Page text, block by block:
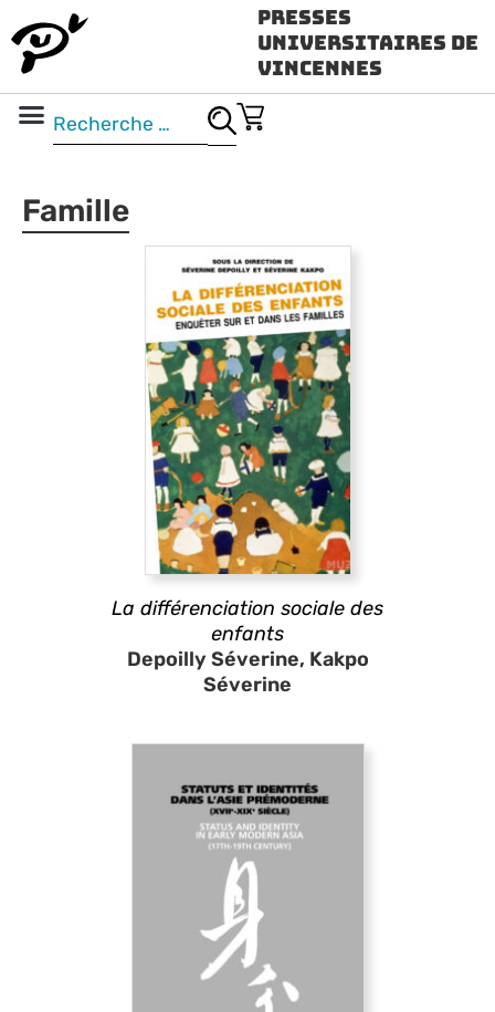
Presses
Universitaires de
Vincennes
Famille
La différenciation sociale des
enfants
Depoilly Séverine, Kakpo
Séverine